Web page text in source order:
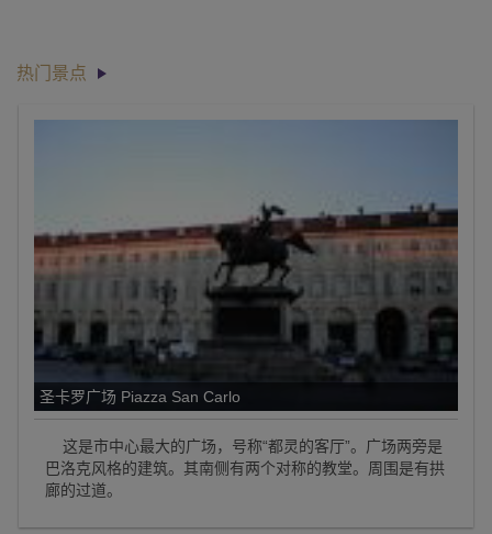
热门景点
圣卡罗广场 Piazza San Carlo
这是市中心最大的广场，号称“都灵的客厅”。广场两旁是
巴洛克风格的建筑。其南侧有两个对称的教堂。周围是有拱
廊的过道。